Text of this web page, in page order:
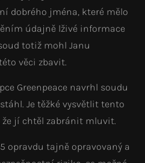
dobrého jména, které mělo
údajně lživé informace
totiž mohl Janu
věci zbavit.
Greenpeace navrhl soudu
Je těžké vysvětlit tento
jí chtěl zabránit mluvit.
opravdu tajně opravovaný a